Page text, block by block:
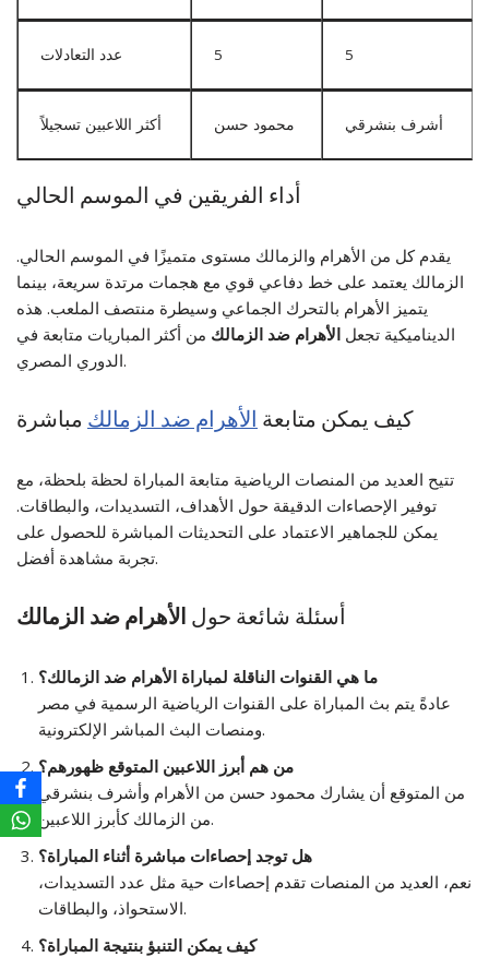
عدد التعادلات 5 5
أكثر اللاعبين تسجيلاً محمود حسن أشرف بنشرقي
أداء الفريقين في الموسم الحالي
يقدم كل من الأهرام والزمالك مستوى متميزًا في الموسم الحالي.
الزمالك يعتمد على خط دفاعي قوي مع هجمات مرتدة سريعة، بينما
يتميز الأهرام بالتحرك الجماعي وسيطرة منتصف الملعب. هذه
الديناميكية تجعل الأهرام ضد الزمالك من أكثر المباريات متابعة في
الدوري المصري.
كيف يمكن متابعة الأهرام ضد الزمالك مباشرة
تتيح العديد من المنصات الرياضية متابعة المباراة لحظة بلحظة، مع
توفير الإحصاءات الدقيقة حول الأهداف، التسديدات، والبطاقات.
يمكن للجماهير الاعتماد على التحديثات المباشرة للحصول على
تجربة مشاهدة أفضل.
أسئلة شائعة حول الأهرام ضد الزمالك
ما هي القنوات الناقلة لمباراة الأهرام ضد الزمالك؟
عادةً يتم بث المباراة على القنوات الرياضية الرسمية في مصر
ومنصات البث المباشر الإلكترونية.
من هم أبرز اللاعبين المتوقع ظهورهم؟
من المتوقع أن يشارك محمود حسن من الأهرام وأشرف بنشرقي
من الزمالك كأبرز اللاعبين.
هل توجد إحصاءات مباشرة أثناء المباراة؟
نعم، العديد من المنصات تقدم إحصاءات حية مثل عدد التسديدات،
الاستحواذ، والبطاقات.
كيف يمكن التنبؤ بنتيجة المباراة؟